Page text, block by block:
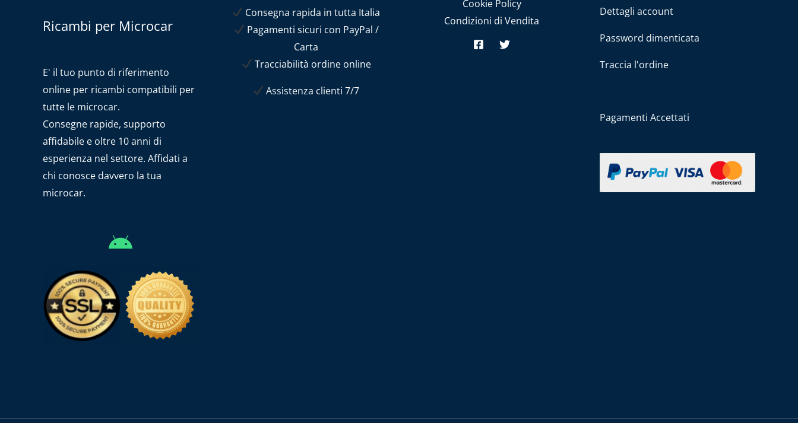
Ricambi per Microcar
E' il tuo punto di riferimento
online per ricambi compatibili per
tutte le microcar.
Consegne rapide, supporto
affidabile e oltre 10 anni di
esperienza nel settore. Affidati a
chi conosce davvero la tua
microcar.
Consegna rapida in tutta Italia
Pagamenti sicuri con PayPal /
Carta
Tracciabilità ordine online
Assistenza clienti 7/7
Cookie Policy
Condizioni di Vendita
Dettagli account
Password dimenticata
Traccia l'ordine
Pagamenti Accettati